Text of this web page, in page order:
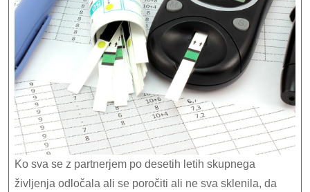
Ko sva se z partnerjem po desetih letih skupnega
življenja odločala ali se poročiti ali ne sva sklenila, da